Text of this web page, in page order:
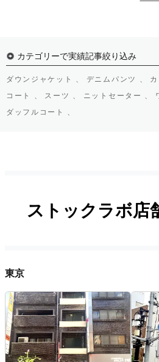
カテゴリーで実績記事絞り込み
ダウンジャケット 、 デニムパンツ 、
コート 、
スーツ 、 ニットセーター 、
ダッフルコート 、
ストックラボ店
東京